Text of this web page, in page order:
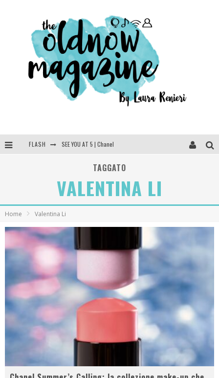
FLASH SEE YOU AT 5 | Chanel
Cosa vediamo questa sera? Te lo dico io: film e serie TV visti nel 2025
TAGGATO
VALENTINA LI
Home Valentina Li